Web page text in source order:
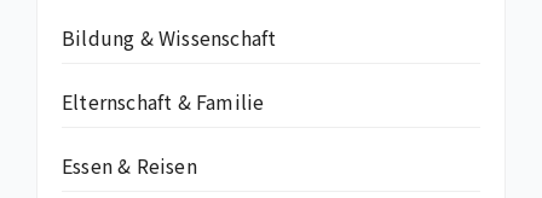
Bildung & Wissenschaft
Elternschaft & Familie
Essen & Reisen